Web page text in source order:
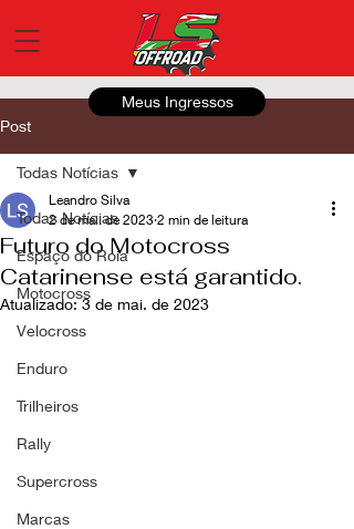
Meus Ingressos
Post
Todas Notícias
Espaço do Roia
Motocross
Velocross
Enduro
Trilheiros
Rally
Supercross
Marcas
Todas Notícias
Futuro do Motocross
Catarinense está garantido.
Leandro Silva
2 de mai. de 2023 2 min de leitura
Atualizado:3 de mai. de 2023